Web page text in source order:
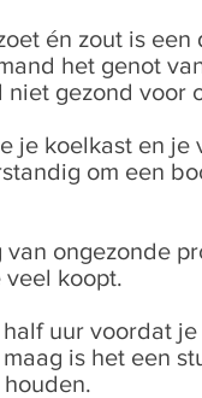
én zout is
het genot
gezond voor
je koelkast en
om een
ongezonde
koopt.
uur voordat
is het een